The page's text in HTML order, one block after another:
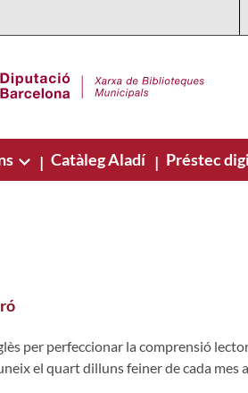
| Catàleg Aladí | Préstec
per perfeccionar la comprensió
el quart dilluns feiner de cada mes